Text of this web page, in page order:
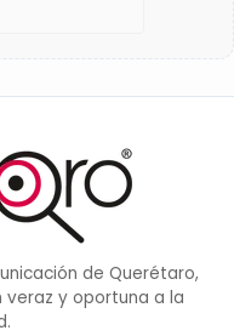
de Querétaro,
veraz y oportuna a la